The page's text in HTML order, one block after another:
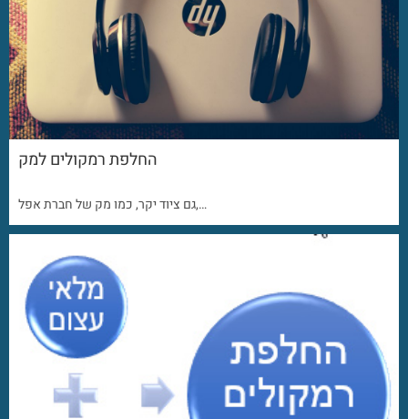
החלפת רמקולים למק
גם ציוד יקר, כמו מק של חברת אפל,…